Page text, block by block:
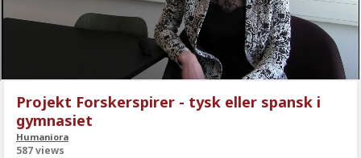
Projekt Forskerspirer - tysk eller spansk i
gymnasiet
Humaniora
587 views